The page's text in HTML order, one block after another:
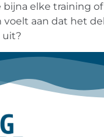
bijna elke training
voelt aan dat het
uit?